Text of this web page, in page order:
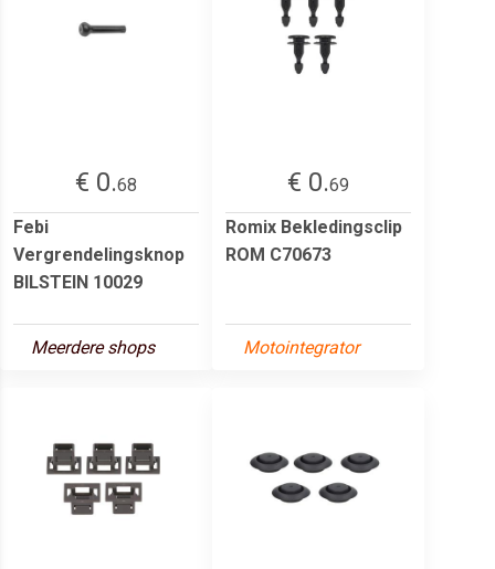
€ 0.68
Febi
Vergrendelingsknop
BILSTEIN 10029
Meerdere shops
€ 0.69
Romix Bekledingsclip
ROM C70673
Motointegrator